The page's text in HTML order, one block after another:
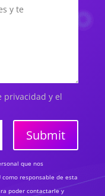
privacidad y el
Submit
que nos
como responsable de esta
poder contactarle y